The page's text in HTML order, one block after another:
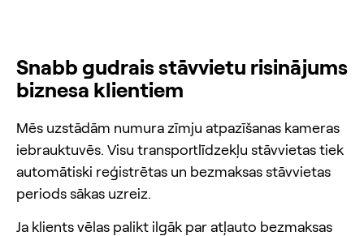
Snabb gudrais stāvvietu risinājums
biznesa klientiem
Mēs uzstādām numura zīmju atpazīšanas kameras
iebrauktuvēs. Visu transportlīdzekļu stāvvietas tiek
automātiski reģistrētas un bezmaksas stāvvietas
periods sākas uzreiz.
Ja klients vēlas palikt ilgāk par atļauto bezmaksas